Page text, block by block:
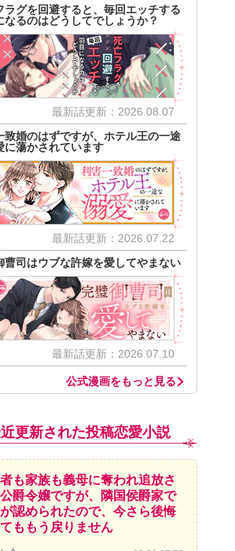
ラグを回避すると、毎回エッチする
なるのはどうしてでしょうか？
最新話更新：2026.08.07
致婚のはずですが、ホテル王の一途
に蕩かされています
最新話更新：2026.07.22
曹司はウブな許嫁を愛してやまない
最新話更新：2026.07.10
公式漫画をもっと見る
更新された投稿恋愛小説
も家族も義母に奪われ追放さ
爵令嬢ですが、隣国侯爵家で
認められたので、今さら後悔
ももう戻りません